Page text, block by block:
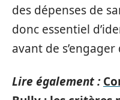
des dépenses de
donc essentiel
avant de
Lire également :